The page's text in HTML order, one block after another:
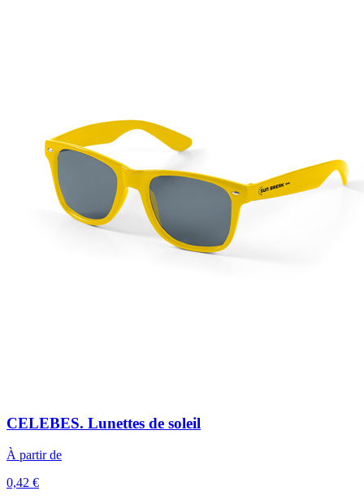
CELEBES. Lunettes de soleil
À partir de
0,42 €